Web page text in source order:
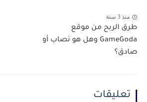
منذ 3 سنة
طرق الربح من موقع
GameGoda وهل هو نصاب أو
صادق؟
تعليقات